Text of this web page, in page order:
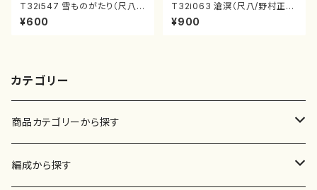
T32i547 雪ものがたり（尺八/
沢井忠夫/楽譜）都山流公刊楽譜
曲番:2256
¥600
T32i063 滄溟（尺八/野村正
峰/尺八/都山式譜）都山流公刊
楽譜曲番:512
¥900
カテゴリー
商品カテゴリーから探す
楽譜
編成から探す